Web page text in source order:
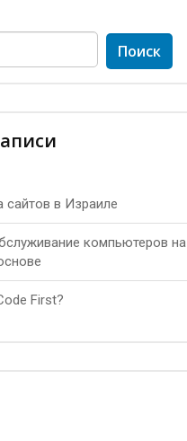
сайтов в Израиле
компьютеров на
First?